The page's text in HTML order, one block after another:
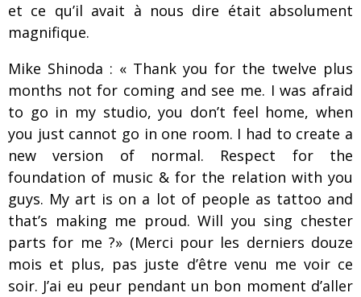
et ce qu’il avait à nous dire était absolument
magnifique.
Mike Shinoda : « Thank you for the twelve plus
months not for coming and see me. I was afraid
to go in my studio, you don’t feel home, when
you just cannot go in one room. I had to create a
new version of normal. Respect for the
foundation of music & for the relation with you
guys. My art is on a lot of people as tattoo and
that’s making me proud. Will you sing chester
parts for me ?» (Merci pour les derniers douze
mois et plus, pas juste d’être venu me voir ce
soir. J’ai eu peur pendant un bon moment d’aller